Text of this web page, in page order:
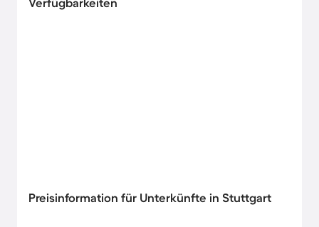
Preisinformation für Unterkünfte in Stuttgart